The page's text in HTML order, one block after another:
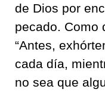
de Dios por
pecado. Como
“Antes,
cada día,
no sea que